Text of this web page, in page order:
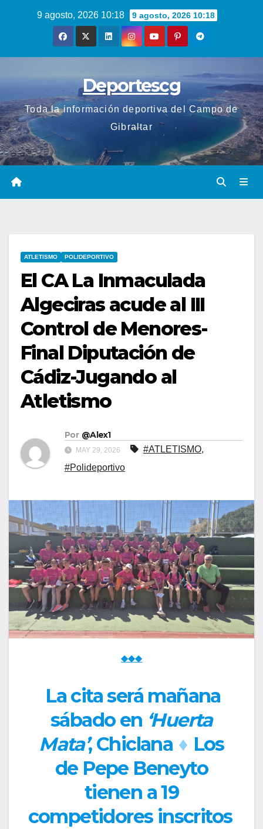
9 agosto, 2026 10:18 9 agosto, 2026 10:18
Deportescg
Toda la información deportiva del Campo de
Gibraltar
ATLETISMO POLIDEPORTIVO
El CA La Inmaculada
Algeciras acude al III
Control de Menores-
Final Diputación de
Cádiz-Jugando al
Atletismo
Por @Alex1
MAY 29, 2026 #ATLETISMO,
#Polideportivo
◆◆◆
La cita será mañana
sábado en ‘Huerta
Mata’, Chiclana ♦ Los
de Pepe Beneyto
tienen a 19
competidores inscritos